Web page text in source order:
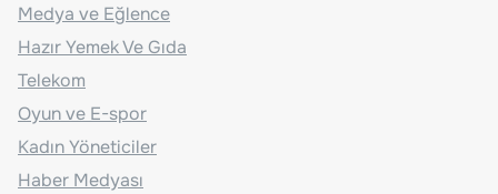
Medya ve Eğlence
Hazır Yemek Ve Gıda
Telekom
Oyun ve E-spor
Kadın Yöneticiler
Haber Medyası